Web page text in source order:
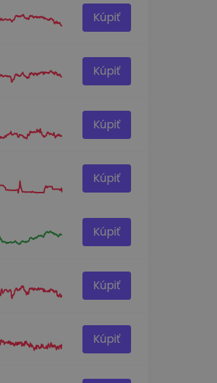
Kúpiť
Kúpiť
Kúpiť
Kúpiť
Kúpiť
Kúpiť
Kúpiť